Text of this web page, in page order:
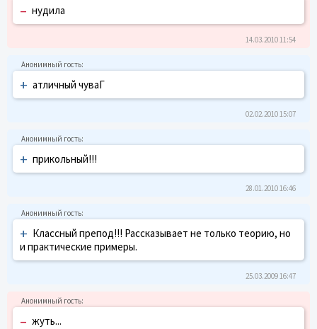
– нудила
14.03.2010 11:54
+ атличный чуваГ
02.02.2010 15:07
+ прикольный!!!
28.01.2010 16:46
+ Классный препод!!! Рассказывает не только теорию, но
и практические примеры.
25.03.2009 16:47
– жуть...